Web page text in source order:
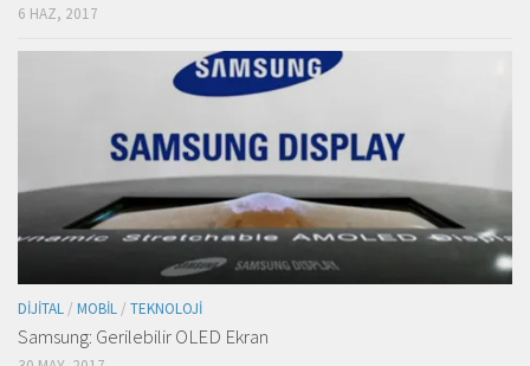
6 HAZ, 2017
DIJITAL / MOBIL / TEKNOLOJI
Samsung: Gerilebilir OLED Ekran